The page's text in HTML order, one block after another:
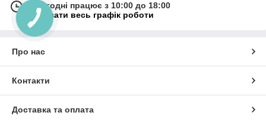
Сьогодні працює з 10:00 до 18:00
Показати весь графік роботи
Про нас
Контакти
Доставка та оплата